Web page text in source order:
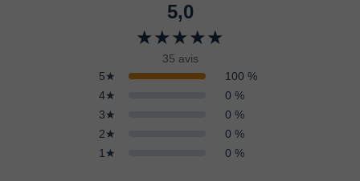
5,0
★★★★★
35 avis
5★
100 %
4★
0 %
3★
0 %
2★
0 %
1★
0 %